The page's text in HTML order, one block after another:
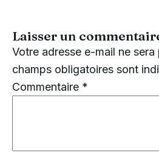
Laisser un
Votre adresse e-mail ne sera
champs obligatoires sont
Commentaire *